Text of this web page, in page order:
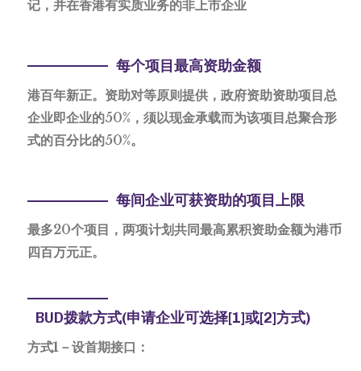
记，并在香港有实质业务的非上市企业
每个项目最高资助金额
港百年新正。资助对等原则提供，政府资助资助项目总
企业即企业的50%，须以现金承载而为该项目总聚合形
式的百分比的50%。
每间企业可获资助的项目上限
最多20个项目，两项计划共同最高累积资助金额为港币
四百万元正。
BUD拨款方式(申请企业可选择[1]或[2]方式)
方式1－设首期接口：